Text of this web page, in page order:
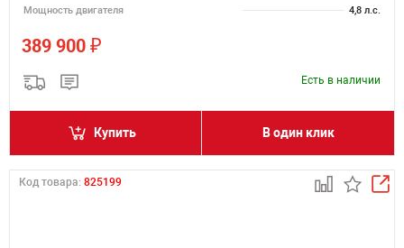
Мощность двигателя
4,8 л.с.
389 900 ₽
Есть в наличии
Купить В один клик
Код товара: 825199